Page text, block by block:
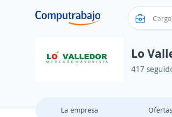
Lo
417
La empresa Ofertas